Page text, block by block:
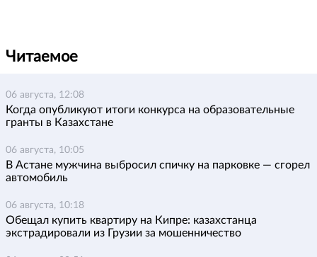
Читаемое
06 августа, 12:08
Когда опубликуют итоги конкурса на образовательные
гранты в Казахстане
06 августа, 10:05
В Астане мужчина выбросил спичку на парковке — сгорел
автомобиль
06 августа, 10:18
Обещал купить квартиру на Кипре: казахстанца
экстрадировали из Грузии за мошенничество